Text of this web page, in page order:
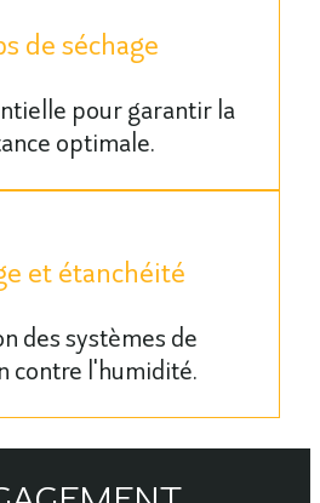
de séchage
pour garantir la
optimale.
et étanchéité
des systèmes de
contre l'humidité.